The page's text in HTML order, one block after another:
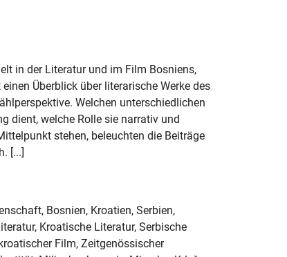
in der Literatur und im Film Bosniens,
Überblick über literarische Werke des
Welchen unterschiedlichen
dient, welche Rolle sie narrativ und
stehen, beleuchten die Beiträge
[...]
Bosnien, Kroatien, Serbien,
Kroatische Literatur, Serbische
Film, Zeitgenössischer